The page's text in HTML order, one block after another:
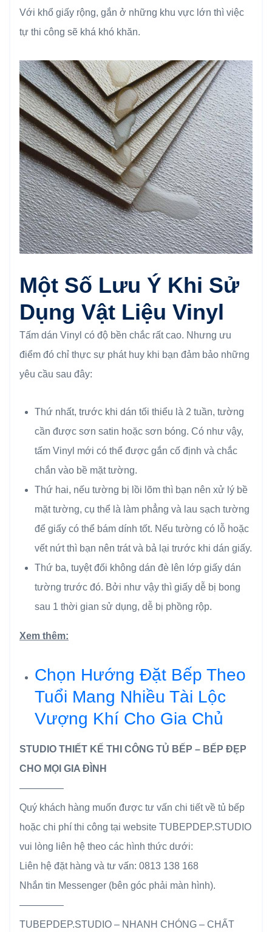
Với khổ giấy rộng, gắn ở những khu vực lớn thì việc
tự thi công sẽ khá khó khăn.
Một Số Lưu Ý Khi Sử
Dụng Vật Liệu Vinyl
Tấm dán Vinyl có độ bền chắc rất cao. Nhưng ưu
điểm đó chỉ thực sự phát huy khi bạn đảm bảo những
yêu cầu sau đây:
Thứ nhất, trước khi dán tối thiểu là 2 tuần, tường
cần được sơn satin hoặc sơn bóng. Có như vậy,
tấm Vinyl mới có thể được gắn cố định và chắc
chắn vào bề mặt tường.
Thứ hai, nếu tường bị lồi lõm thì bạn nên xử lý bề
mặt tường, cụ thể là làm phẳng và lau sạch tường
để giấy có thể bám dính tốt. Nếu tường có lỗ hoặc
vết nứt thì bạn nên trát và bả lại trước khi dán giấy.
Thứ ba, tuyệt đối không dán đè lên lớp giấy dán
tường trước đó. Bởi như vậy thì giấy dễ bị bong
sau 1 thời gian sử dụng, dễ bị phồng rộp.
Xem thêm:
Chọn Hướng Đặt Bếp Theo
Tuổi Mang Nhiều Tài Lộc
Vượng Khí Cho Gia Chủ
STUDIO THIẾT KẾ THI CÔNG TỦ BẾP – BẾP ĐẸP
CHO MỌI GIA ĐÌNH
————–
Quý khách hàng muốn được tư vấn chi tiết về tủ bếp
hoặc chi phí thi công tại website TUBEPDEP.STUDIO
vui lòng liên hệ theo các hình thức dưới:
Liên hệ đặt hàng và tư vấn: 0813 138 168
Nhắn tin Messenger (bên góc phải màn hình).
————–
TUBEPDEP.STUDIO – NHANH CHÓNG – CHẤT